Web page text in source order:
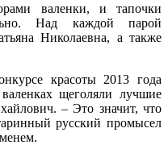
валенки, и тапочки
Над каждой парой
Николаевна, а также
красоты 2013 года
щеголяли лучшие
– Это значит, что
русский промысел